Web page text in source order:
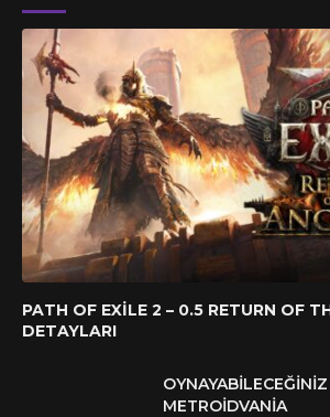
PATH OF EXILE 2 – 0.5 RETURN OF
DETAYLARI
METROIDVANIA